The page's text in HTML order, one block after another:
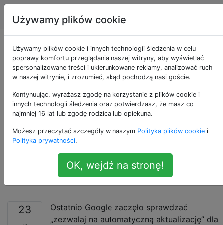
Android Tagi
Jak mogę wyłączyć
opcję „zezwalaj na
automatyczną
aktualizację” dla **
wszystkich **
aplikacji?
23
Ostatnio Google zaczęło sprawdzać
„zezwalaj na automatyczną aktualizację” dla
Używamy plików cookie
Używamy plików cookie i innych technologii śledzenia w celu
poprawy komfortu przeglądania naszej witryny, aby wyświetlać
spersonalizowane treści i ukierunkowane reklamy, analizować ruch
w naszej witrynie, i zrozumieć, skąd pochodzą nasi goście.
Kontynuując, wyrażasz zgodę na korzystanie z plików cookie i
innych technologii śledzenia oraz potwierdzasz, że masz co
najmniej 16 lat lub zgodę rodzica lub opiekuna.
Możesz przeczytać szczegóły w naszym Polityka plików cookie i
Polityka prywatności.
OK, wejdź na stronę!